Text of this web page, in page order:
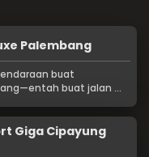
Palembang
buat
buat jalan ...
Giga Cipayung